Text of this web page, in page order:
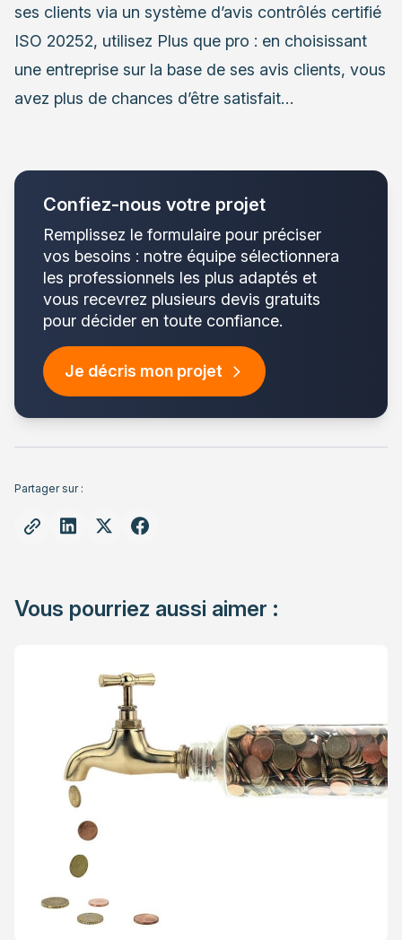
ses clients via un système d’avis contrôlés certifié
ISO 20252, utilisez Plus que pro : en choisissant
une entreprise sur la base de ses avis clients, vous
avez plus de chances d’être satisfait…
Confiez-nous votre projet
Remplissez le formulaire pour préciser
vos besoins : notre équipe sélectionnera
les professionnels les plus adaptés et
vous recevrez plusieurs devis gratuits
pour décider en toute confiance.
Je décris mon projet
Partager sur :
Vous pourriez aussi aimer :